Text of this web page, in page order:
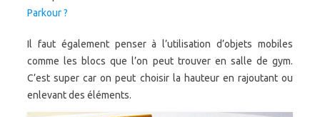
Parkour ?
Il faut également penser à l’utilisation d’objets mobiles
comme les blocs que l’on peut trouver en salle de gym.
C’est super car on peut choisir la hauteur en rajoutant ou
enlevant des éléments.